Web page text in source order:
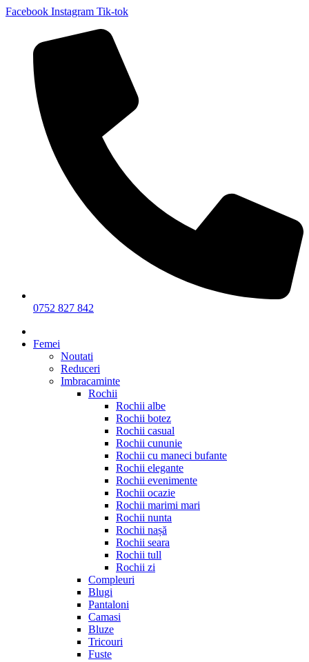
Facebook Instagram Tik-tok
0752 827 842
Femei
Noutati
Reduceri
Imbracaminte
Rochii
Rochii albe
Rochii botez
Rochii casual
Rochii cununie
Rochii cu maneci bufante
Rochii elegante
Rochii evenimente
Rochii ocazie
Rochii marimi mari
Rochii nunta
Rochii nașă
Rochii seara
Rochii tull
Rochii zi
Compleuri
Blugi
Pantaloni
Camasi
Bluze
Tricouri
Fuste